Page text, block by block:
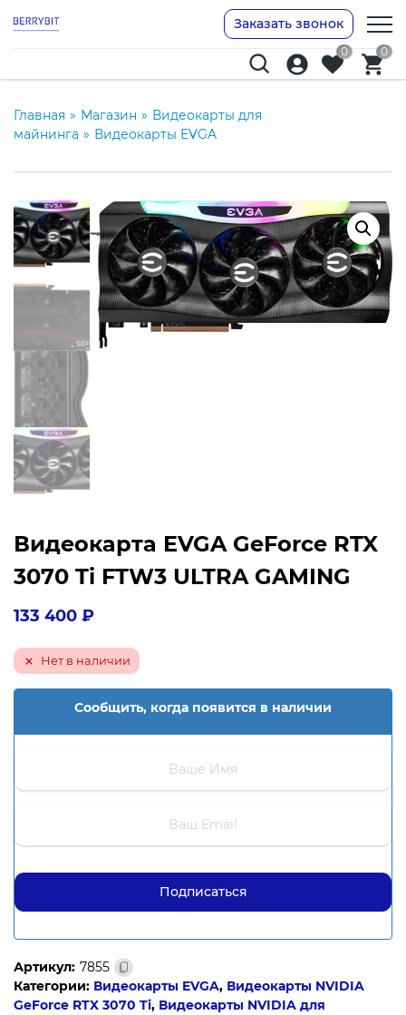
Заказать звонок
0 0
Главная » Магазин » Видеокарты для
майнинга » Видеокарты EVGA
Видеокарта EVGA GeForce RTX
3070 Ti FTW3 ULTRA GAMING
133 400 ₽
Нет в наличии
Сообщить, когда появится в наличии
Артикул: 7855
Категории: Видеокарты EVGA, Видеокарты NVIDIA
GeForce RTX 3070 Ti, Видеокарты NVIDIA для